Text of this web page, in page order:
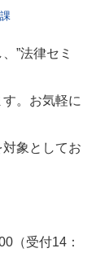
”法律セミ
。お気軽に
象としてお
（受付14：